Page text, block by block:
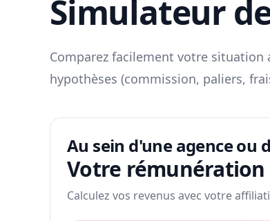
Simulateur
Comparez facilement votre
hypothèses (commission, paliers,
Au sein d'une agence ou
Votre
Calculez vos revenus avec votre